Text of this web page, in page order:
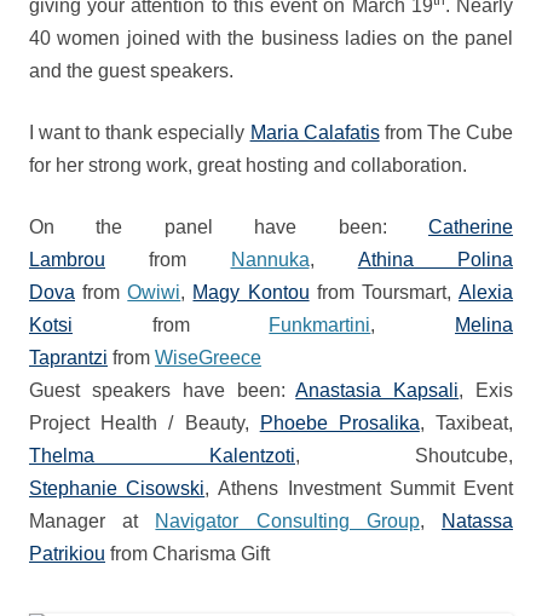
giving your attention to this event on March 19 . Nearly
40 women joined with the business ladies on the panel
and the guest speakers.
I want to thank especially Maria Calafatisfrom The Cube
for her strong work, great hosting and collaboration.
On the panel have been: Catherine
Lambrou from Nannuka, Athina Polina
Dova fromOwiwi, Magy Kontou from Toursmart,Alexia
Kotsi from Funkmartini,
Melina
Taprantzi from WiseGreece
Guest speakers have been:Anastasia Kapsali, Exis
Project Health / Beauty,
Phoebe Prosalika, Taxibeat,
Thelma Kalentzoti, Shoutcube,
Stephanie Cisowski, Athens Investment Summit Event
Manager at Navigator Consulting Group,
Natassa
Patrikiou from Charisma Gift